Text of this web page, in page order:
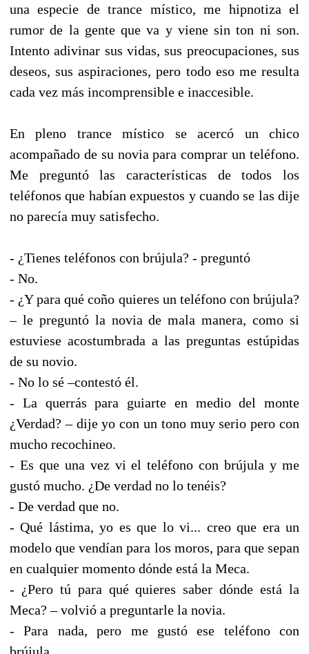
una especie de trance místico, me hipnotiza el
rumor de la gente que va y viene sin ton ni son.
Intento adivinar sus vidas, sus preocupaciones, sus
deseos, sus aspiraciones, pero todo eso me resulta
cada vez más incomprensible e inaccesible.
En pleno trance místico se acercó un chico
acompañado de su novia para comprar un teléfono.
Me preguntó las características de todos los
teléfonos que habían expuestos y cuando se las dije
no parecía muy satisfecho.
- ¿Tienes teléfonos con brújula? - preguntó
- No.
- ¿Y para qué coño quieres un teléfono con brújula?
– le preguntó la novia de mala manera, como si
estuviese acostumbrada a las preguntas estúpidas
de su novio.
- No lo sé –contestó él.
- La querrás para guiarte en medio del monte
¿Verdad? – dije yo con un tono muy serio pero con
mucho recochineo.
- Es que una vez vi el teléfono con brújula y me
gustó mucho. ¿De verdad no lo tenéis?
- De verdad que no.
- Qué lástima, yo es que lo vi... creo que era un
modelo que vendían para los moros, para que sepan
en cualquier momento dónde está la Meca.
- ¿Pero tú para qué quieres saber dónde está la
Meca? – volvió a preguntarle la novia.
- Para nada, pero me gustó ese teléfono con